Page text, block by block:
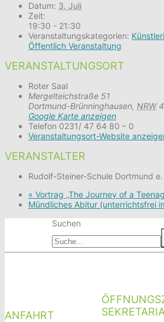
Datum: 3. Juli
Zeit:
19:30 - 21:30
Veranstaltungskategorien:
Öffentlich Veranstaltung
VERANSTALTUNGSORT
Roter Saal
Mergelteichstraße 51
Dortmund-Brünninghausen, NRW
Google Karte anzeigen
Telefon 0231/ 47 64 80 – 0
Veranstaltungsort-Website
VERANSTALTER
Rudolf-Steiner-Schule Dortmund e.
« Vortrag „The Journey of a
Mündliches Abitur (unterrichtsfrei
Suchen
ANFAHRT